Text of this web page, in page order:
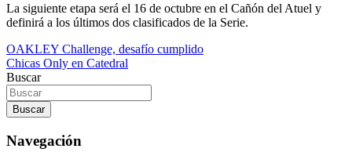
La siguiente etapa será el 16 de octubre en el Cañón del Atuel y
definirá a los últimos dos clasificados de la Serie.
Navegación
de
entradas
OAKLEY Challenge, desafío cumplido
Chicas Only en Catedral
Buscar
Buscar
Navegación